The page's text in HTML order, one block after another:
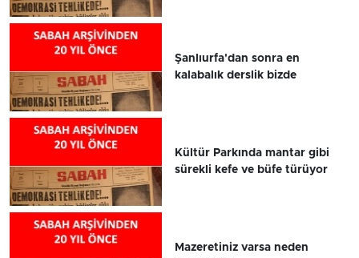
Şanlıurfa'dan sonra en
kalabalık derslik bizde
Kültür Parkında mantar gibi
sürekli kefe ve büfe türüyor
Mazeretiniz varsa neden